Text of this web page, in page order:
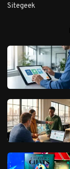
Sitegeek